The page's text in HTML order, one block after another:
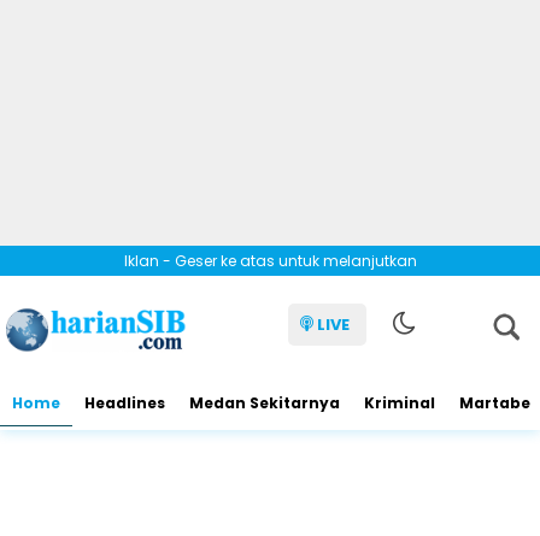
Iklan - Geser ke atas untuk melanjutkan
LIVE
Home Headlines Medan Sekitarnya Kriminal Martabe